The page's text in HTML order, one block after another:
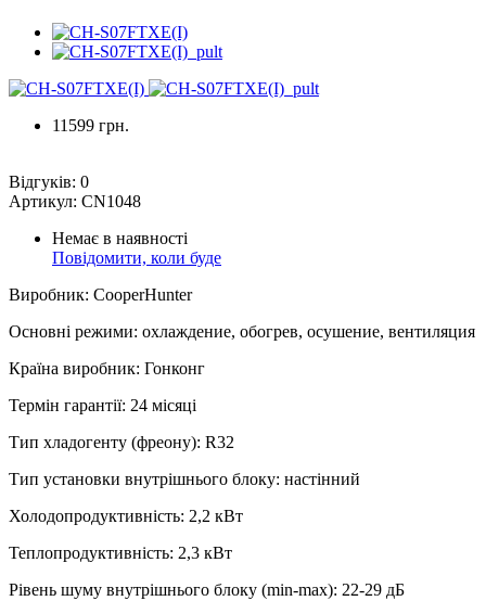
11599 грн.
Відгуків: 0
Артикул: CN1048
Немає в наявності
Повідомити, коли буде
Виробник: CooperHunter
Основні режими: охлаждение, обогрев, осушение, вентиляция
Країна виробник: Гонконг
Термін гарантії: 24 місяці
Тип хладогенту (фреону): R32
Тип установки внутрішнього блоку: настінний
Холодопродуктивність: 2,2 кВт
Теплопродуктивність: 2,3 кВт
Рівень шуму внутрішнього блоку (min-max): 22-29 дБ